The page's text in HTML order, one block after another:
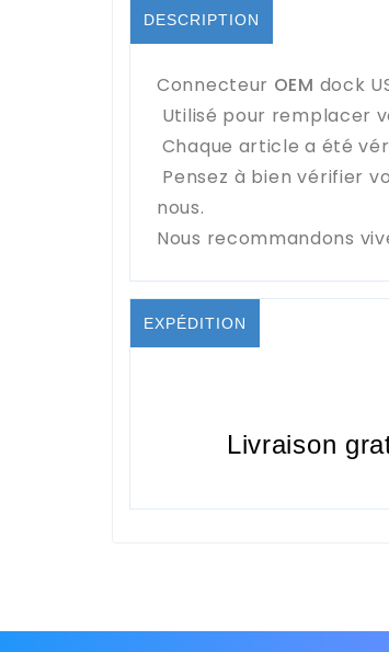
DESCRIPTION
Connecteur OEM dock
Utilisé pour remplacer
Chaque article a été
Pensez à bien vérifier
nous.
Nous recommandons
EXPÉDITION
Livraison